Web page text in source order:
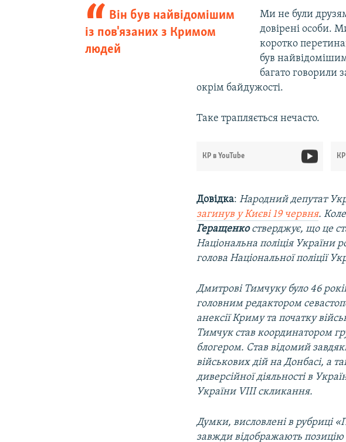
Він був найвідомішим
із пов'язаних з Кримом
людей
Ми не були
довірені особи.
коротко
був
багато говорили
окрім байдужості.
Таке трапляється нечасто.
КР в YouTube
Довідка:Народний депутат
загинув у Києві 19 червня.
Геращенкостверджує, що це
Національна поліція України
голова Національної поліції
Дмитрові Тимчуку було 46
головним редактором
анексії Криму та початку
Тимчук став координатором
блогером. Став відомий
військових дій на Донбасі, а
диверсійної діяльності в
України VIII скликання.
Думки, висловлені в рубриці
завжди відображають позицію